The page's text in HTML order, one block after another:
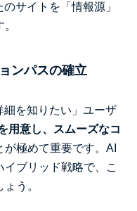
サイトを「情報源」
ンパスの確立
を知りたい」ユーザ
用意し、スムーズなコ
が極めて重要です。AI
ブリッド戦略で、こ
う。